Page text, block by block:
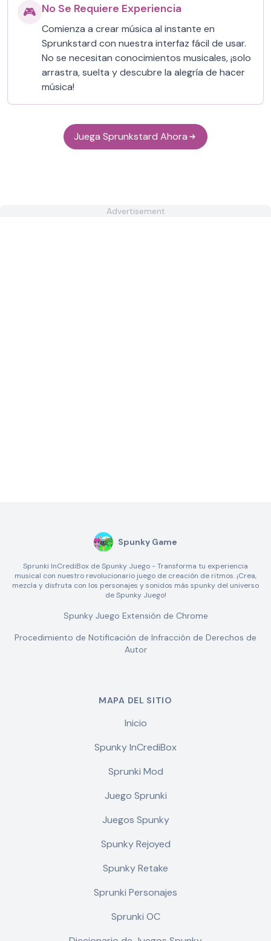
🎮 No Se Requiere Experiencia
Comienza a crear música al instante en
Sprunkstard con nuestra interfaz fácil de usar.
No se necesitan conocimientos musicales, ¡solo
arrastra, suelta y descubre la alegría de hacer
música!
Juega Sprunkstard Ahora
Advertisement
Spunky Game
Sprunki InCrediBox de Spunky Juego - Transforma tu experiencia
musical con nuestro revolucionario juego de creación de ritmos. ¡Crea,
mezcla y disfruta con los personajes y sonidos más spunky del universo
de Spunky Juego!
Spunky Juego Extensión de Chrome
Procedimiento de Notificación de Infracción de Derechos de
Autor
MAPA DEL SITIO
Inicio
Spunky InCrediBox
Sprunki Mod
Juego Sprunki
Juegos Spunky
Spunky Rejoyed
Spunky Retake
Sprunki Personajes
Sprunki OC